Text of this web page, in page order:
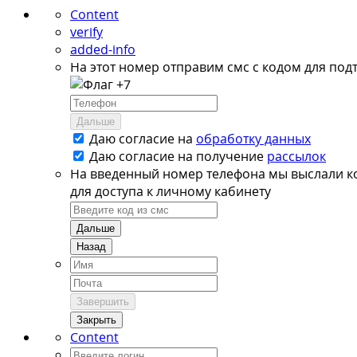
Content
verify
added-info
На этот номер отправим смс с кодом для
+7
Дальше
Даю согласие на обработку данных
Даю согласие на получение рассылок
На введенный номер телефона мы выслали
для доступа к личному кабинету
Дальше
Назад
Завершить
Закрыть
Content